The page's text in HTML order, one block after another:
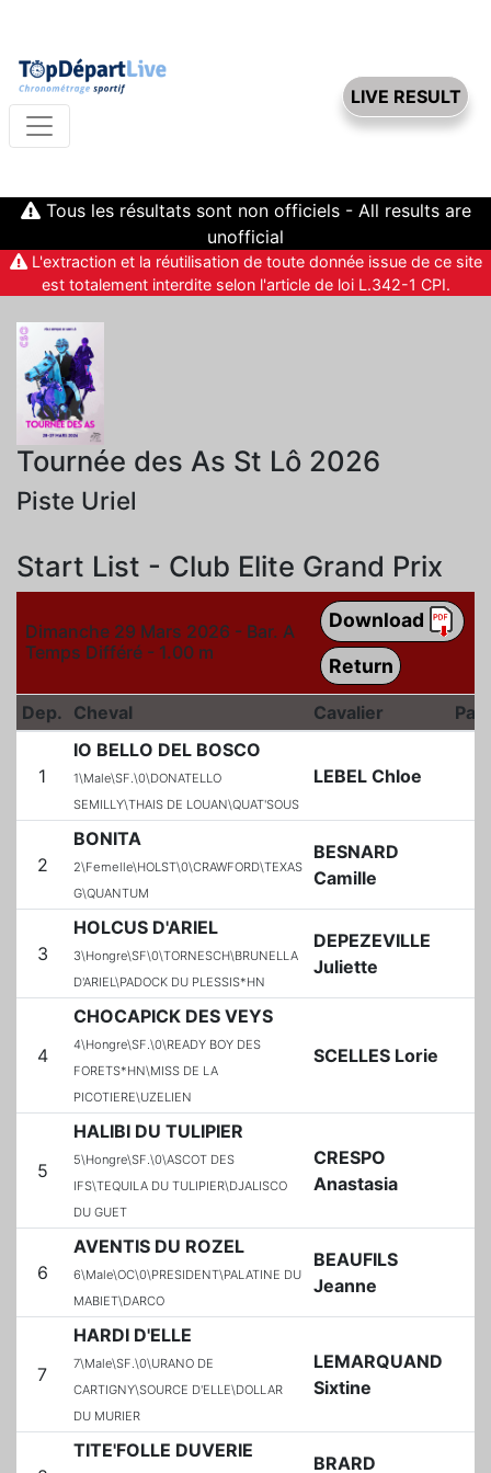
LIVE RESULT
Tous les résultats sont non officiels - All results are
unofficial
L'extraction et la réutilisation de toute donnée issue de ce site
est totalement interdite selon l'article de loi L.342-1 CPI.
Tournée des As St Lô 2026
Piste Uriel
Start List - Club Elite Grand Prix
Dimanche 29 Mars 2026 - Bar. A
Temps Différé - 1.00 m
Download
Return
Dep. Cheval Cavalier
1
IO BELLO DEL BOSCO
1\Male\SF.\0\DONATELLO
SEMILLY\THAIS DE LOUAN\QUAT'SOUS
LEBEL Chloe
2
BONITA
2\Femelle\HOLST\0\CRAWFORD\TEXAS
G\QUANTUM
BESNARD
Camille
3
HOLCUS D'ARIEL
3\Hongre\SF\0\TORNESCH\BRUNELLA
D'ARIEL\PADOCK DU PLESSIS*HN
DEPEZEVILLE
Juliette
4
CHOCAPICK DES VEYS
4\Hongre\SF.\0\READY BOY DES
FORETS*HN\MISS DE LA
PICOTIERE\UZELIEN
SCELLES Lorie
5
HALIBI DU TULIPIER
5\Hongre\SF.\0\ASCOT DES
IFS\TEQUILA DU TULIPIER\DJALISCO
DU GUET
CRESPO
Anastasia
6
AVENTIS DU ROZEL
6\Male\OC\0\PRESIDENT\PALATINE DU
MABIET\DARCO
BEAUFILS
Jeanne
7
HARDI D'ELLE
7\Male\SF.\0\URANO DE
CARTIGNY\SOURCE D'ELLE\DOLLAR
DU MURIER
LEMARQUAND
Sixtine
TITE'FOLLE DUVERIE
BRARD